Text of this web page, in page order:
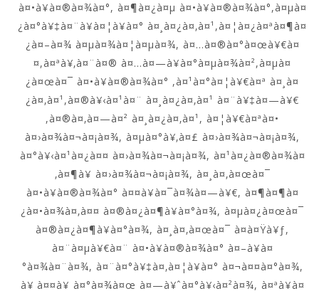
à¤•à¥à¤®à¤¾à¤°, à¤¶à¤¿à¤µ à¤•à¥à¤®à¤¾à¤°,à¤µà¤
¿à¤°à¥‡à¤¨à¥à¤¦à¥à¤° à¤¸à¤¿à¤‚à¤¹,à¤¦à¤¿à¤ªà¤¶à¤
¿à¤–à¤¾ à¤µà¤¾à¤¦à¤µà¤¾, à¤…à¤®à¤°à¤œà¥€à¤
¤,à¤ªà¥‚à¤¨à¤® à¤…à¤—à¥à¤°à¤µà¤¾à¤²,à¤µà¤
¿à¤œà¤¯ à¤•à¥à¤®à¤¾à¤° ,à¤¹à¤°à¤¦à¥€à¤ª à¤¸à¤
¿à¤‚à¤¹,à¤®à¥‹à¤¹à¤¨ à¤¸à¤¿à¤‚à¤¹ à¤¨à¥‡à¤—à¥€
,à¤®à¤‚à¤—à¤² à¤¸à¤¿à¤‚à¤¹, à¤¦à¥€à¤ªà¤•
à¤›à¤¾à¤¬à¤¡à¤¾, à¤µà¤°à¥‚à¤£ à¤›à¤¾à¤¬à¤¡à¤¾,
à¤°à¥‹à¤¹à¤¿à¤¤ à¤›à¤¾à¤¬à¤¡à¤¾, à¤¹à¤¿à¤®à¤¾à¤
‚à¤¶à¥ à¤›à¤¾à¤¬à¤¡à¤¾, à¤¸à¤‚à¤œà¤¯
à¤•à¥à¤®à¤¾à¤° à¤¤à¥à¤¯à¤¾à¤—à¥€, à¤¶à¤¶à¤
¿à¤•à¤¾à¤‚à¤¤ à¤®à¤¿à¤¶à¥à¤°à¤¾, à¤µà¤¿à¤œà¤¯
à¤®à¤¿à¤¶à¥à¤°à¤¾, à¤¸à¤‚à¤œà¤¯ à¤­à¤Ÿà¥ƒ,
à¤¨à¤µà¥€à¤¨ à¤•à¥à¤®à¤¾à¤° à¤–à¥à¤
°à¤¾à¤¨à¤¾, à¤¨à¤°à¥‡à¤‚à¤¦à¥à¤° à¤¬à¤¤à¤°à¤¾,
à¥ à¤¤à¥ à¤°à¤¾à¤œ à¤—à¥ˆà¤°à¥‹à¤²à¤¾, à¤ªà¥à¤